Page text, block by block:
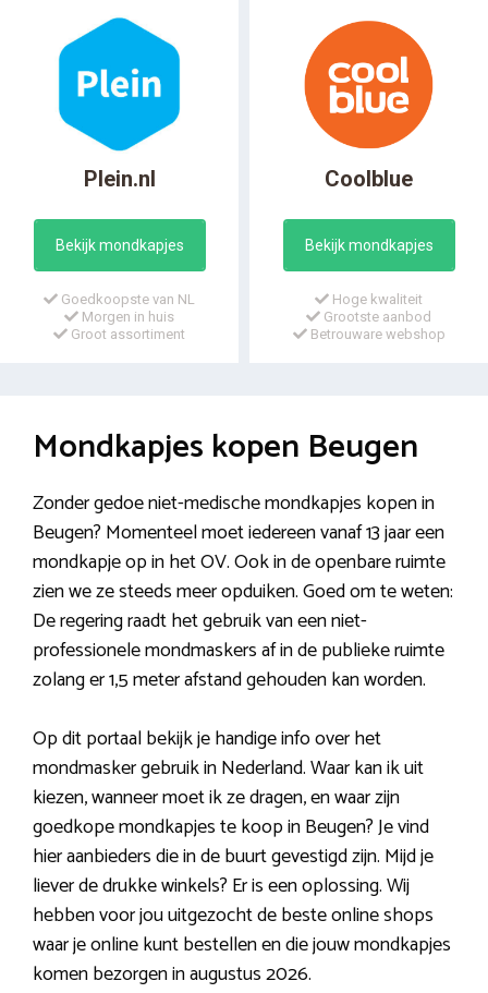
Plein.nl
Bekijk mondkapjes
Goedkoopste van NL
Morgen in huis
Groot assortiment
Coolblue
Bekijk mondkapjes
Hoge kwaliteit
Grootste aanbod
Betrouware webshop
Mondkapjes kopen Beugen
Zonder gedoe niet-medische mondkapjes kopen in
Beugen? Momenteel moet iedereen vanaf 13 jaar een
mondkapje op in het OV. Ook in de openbare ruimte
zien we ze steeds meer opduiken. Goed om te weten:
De regering raadt het gebruik van een niet-
professionele mondmaskers af in de publieke ruimte
zolang er 1,5 meter afstand gehouden kan worden.
Op dit portaal bekijk je handige info over het
mondmasker gebruik in Nederland. Waar kan ik uit
kiezen, wanneer moet ik ze dragen, en waar zijn
goedkope mondkapjes te koop in Beugen? Je vind
hier aanbieders die in de buurt gevestigd zijn. Mijd je
liever de drukke winkels? Er is een oplossing. Wij
hebben voor jou uitgezocht de beste online shops
waar je online kunt bestellen en die jouw mondkapjes
komen bezorgen in augustus 2026.